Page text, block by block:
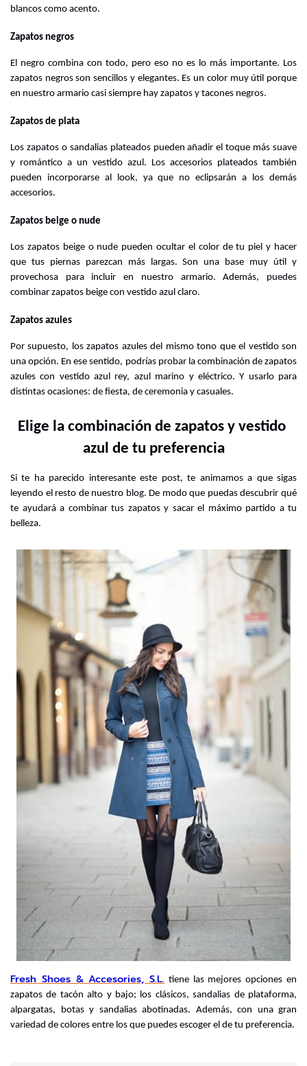
blancos como acento.
Zapatos negros
El negro combina con todo, pero eso no es lo más importante. Los
zapatos negros son sencillos y elegantes. Es un color muy útil porque
en nuestro armario casi siempre hay zapatos y tacones negros.
Zapatos de plata
Los zapatos o sandalias plateados pueden añadir el toque más suave
y romántico a un vestido azul. Los accesorios plateados también
pueden incorporarse al look, ya que no eclipsarán a los demás
accesorios.
Zapatos beige o nude
Los zapatos beige o nude pueden ocultar el color de tu piel y hacer
que tus piernas parezcan más largas. Son una base muy útil y
provechosa para incluir en nuestro armario. Además, puedes
combinar zapatos beige con vestido azul claro.
Zapatos azules
Por supuesto, los zapatos azules del mismo tono que el vestido son
una opción. En ese sentido, podrías probar la combinación de zapatos
azules con vestido azul rey, azul marino y eléctrico. Y usarlo para
distintas ocasiones: de fiesta, de ceremonia y casuales.
Elige la combinación de zapatos y vestido
azul de tu preferencia
Si te ha parecido interesante este post, te animamos a que sigas
leyendo el resto de nuestro blog. De modo que puedas descubrir qué
te ayudará a combinar tus zapatos y sacar el máximo partido a tu
belleza.
Fresh Shoes & Accesories, S.L. tiene las mejores opciones en
zapatos de tacón alto y bajo; los clásicos, sandalias de plataforma,
alpargatas, botas y sandalias abotinadas. Además, con una gran
variedad de colores entre los que puedes escoger el de tu preferencia.